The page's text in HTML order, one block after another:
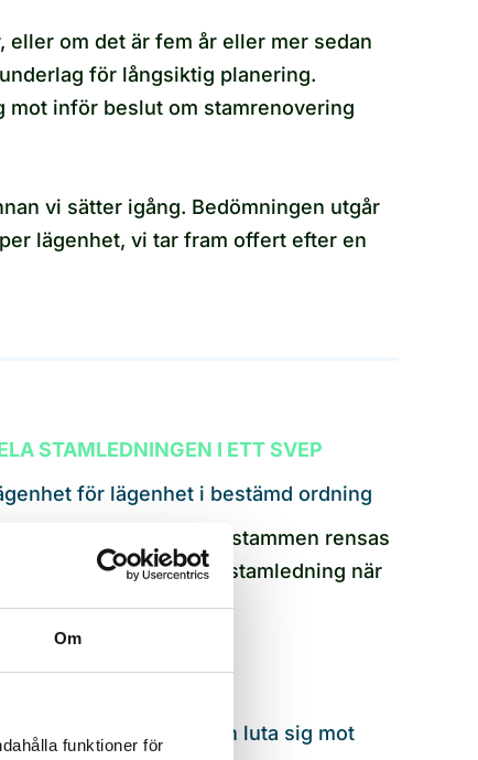
Om
funktioner för
om det är fem år eller mer sedan
för långsiktig planering.
mot inför beslut om stamrenovering
vi sätter igång. Bedömningen utgår
lägenhet, vi tar fram offert efter en
STAMLEDNINGEN I ETT SVEP
för lägenhet i bestämd ordning
enskilda avlopp, hela stammen rensas
att fastigheten har ren stamledning när
klara.
som styrelsen kan luta sig mot